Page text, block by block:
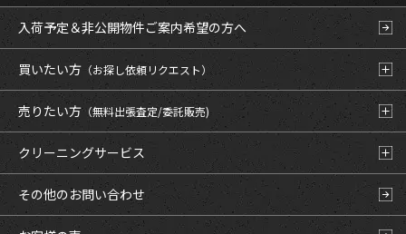
入荷予定＆非公開物件ご案内希望の方へ
買いたい方 （お探し依頼リクエスト）
売りたい方（無料出張査定/委託販売)
クリーニングサービス
その他のお問い合わせ